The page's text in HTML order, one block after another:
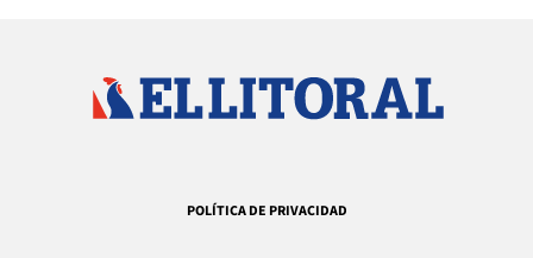
POLÍTICA DE PRIVACIDAD